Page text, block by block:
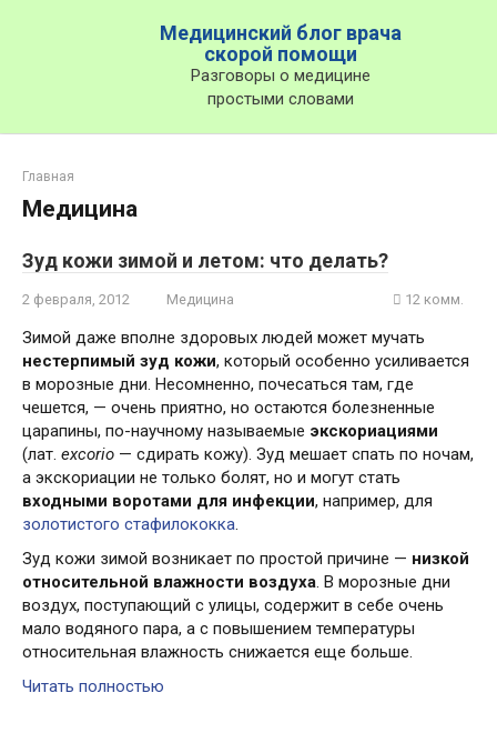
Медицинский блог врача
скорой помощи
Разговоры о медицине
простыми словами
Главная
Медицина
Зуд кожи зимой и летом: что делать?
2 февраля, 2012 Медицина 12 комм.
Зимой даже вполне здоровых людей может мучать
нестерпимый зуд кожи, который особенно усиливается
в морозные дни. Несомненно, почесаться там, где
чешется, — очень приятно, но остаются болезненные
царапины, по-научному называемые экскориациями
(лат. excorio — сдирать кожу). Зуд мешает спать по ночам,
а экскориации не только болят, но и могут стать
входными воротами для инфекции, например, для
золотистого стафилококка.
Зуд кожи зимой возникает по простой причине — низкой
относительной влажности воздуха. В морозные дни
воздух, поступающий с улицы, содержит в себе очень
мало водяного пара, а с повышением температуры
относительная влажность снижается еще больше.
Читать полностью